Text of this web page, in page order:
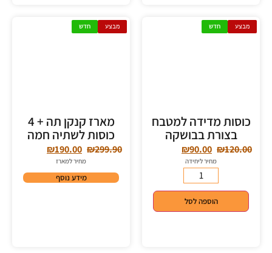
מבצע חדש
כוסות מדידה למטבח
בצורת בבושקה
₪120.00
₪90.00
מחיר ליחידה
הוספה לסל
מבצע חדש
מארז קנקן תה + 4
כוסות לשתיה חמה
₪299.90
₪190.00
מחיר למארז
מידע נוסף